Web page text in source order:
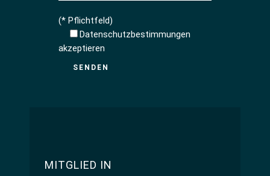
(* Pflichtfeld)
Datenschutzbestimmungen
akzeptieren
MITGLIED IN